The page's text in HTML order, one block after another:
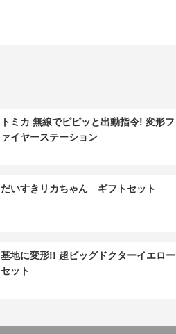
トミカ 無線でピピッと出動指令! 変形フ
ァイヤーステーション
だいすきリカちゃん ギフトセット
基地に変形!! 超ビッグドクターイエロー
セット